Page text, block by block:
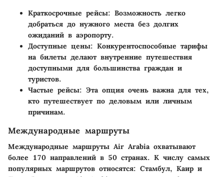
Краткосрочные рейсы: Возможность легко
добраться до нужного места без долгих
ожиданий в аэропорту.
Доступные цены: Конкурентоспособные тарифы
на билеты делают внутренние путешествия
доступными для большинства граждан и
туристов.
Частые рейсы: Эта опция очень важна для тех,
кто путешествует по деловым или личным
причинам.
Международные маршруты
Международные маршруты Air Arabia охватывают
более 170 направлений в 50 странах. К числу самых
популярных маршрутов относятся: Стамбул, Каир и